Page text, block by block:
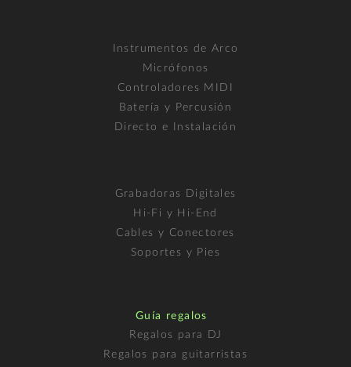
Instrumentos de Arco
Micrófonos
Controladores MIDI
Batería y Percusión
Directo e Instalación
Grabadoras Digitales
Hi-Fi y Hi-End
Cables y Conectores
Soportes y Pies
Guía regalos
Regalos para DJ
Regalos para guitarristas